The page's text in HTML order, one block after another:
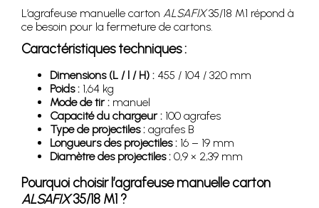
L’agrafeuse manuelle carton ALSAFIX35/18 M1 répond à
ce besoin pour la fermeture de cartons.
Caractéristiques techniques :
Dimensions (L / l / H) : 455 / 104 / 320 mm
Poids : 1,64 kg
Mode de tir : manuel
Capacité du chargeur : 100 agrafes
Type de projectiles : agrafes B
Longueurs des projectiles : 16 – 19 mm
Diamètre des projectiles : 0,9 × 2,39 mm
Pourquoi choisir l’agrafeuse manuelle carton
ALSAFIX35/18 M1 ?